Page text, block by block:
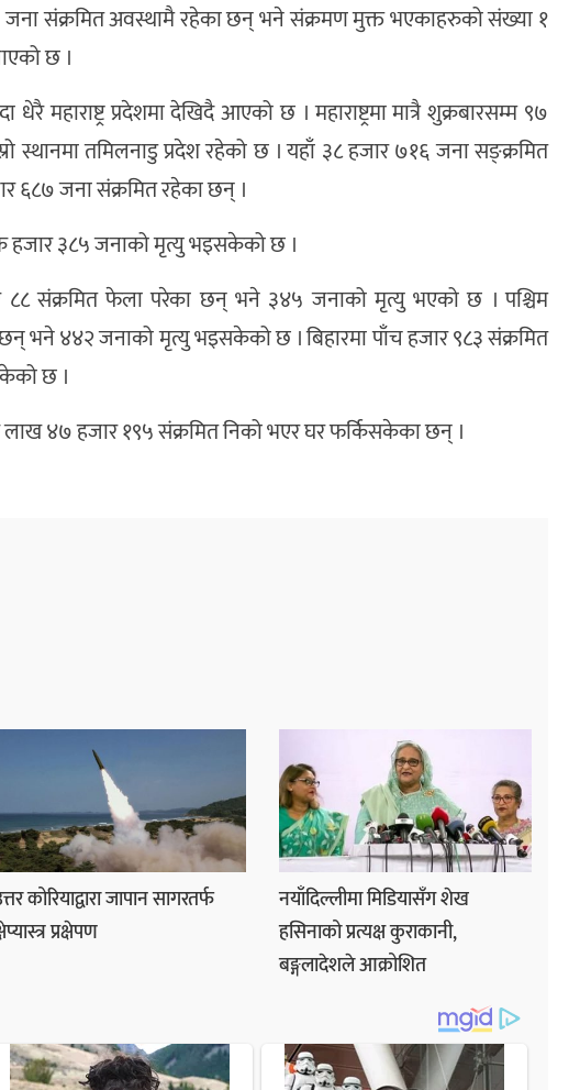
जना संक्रमित अवस्थामै रहेका छन् भने संक्रमण मुक्त भएकाहरुको संख्या १
छ ।
महाराष्ट्र प्रदेशमा देखिदै आएको छ । महाराष्ट्रमा मात्रै शुक्रबारसम्म ९७
स्थानमा तमिलनाडु प्रदेश रहेको छ । यहाँ ३८ हजार ७१६ जना सङ्क्रमित
६८७ जना संक्रमित रहेका छन् ।
हजार ३८५ जनाको मृत्यु भइसकेको छ ।
८८ संक्रमित फेला परेका छन् भने ३४५ जनाको मृत्यु भएको छ । पश्चिम
भने ४४२ जनाको मृत्यु भइसकेको छ । बिहारमा पाँच हजार ९८३ संक्रमित
छ ।
४७ हजार १९५ संक्रमित निको भएर घर फर्किसकेका छन् ।
कोरियाद्वारा जापान सागरतर्फ
प्रक्षेपण
नयाँदिल्लीमा मिडियासँग शेख
हसिनाको प्रत्यक्ष कुराकानी,
बङ्गलादेशले आक्रोशित